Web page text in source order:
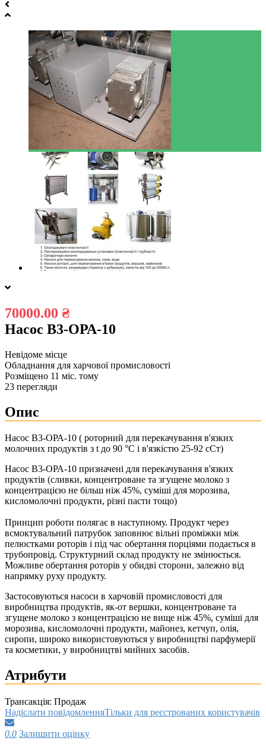
70000.00 ₴
Насос В3-ОРА-10
Невідоме місце
Обладнання для харчової промисловості
Розміщено 11 міс. тому
23 перегляди
Опис
Насос В3-ОРА-10 ( роторний для перекачування в'язких
молочних продуктів з t до 90 °C і в'язкістю 25-92 сСт)
Насос В3-ОРА-10 призначені для перекачування в'язких
продуктів (сливки, концентроване та згущене молоко з
концентрацією не більш ніж 45%, суміші для морозива,
кисломолочні продукти, різні пасти тощо)
Принцип роботи полягає в наступному. Продукт через
всмоктувальний патрубок заповнює вільні проміжки між
пелюстками роторів і під час обертання порціями подається в
трубопровід. Структурний склад продукту не змінюється.
Можливе обертання роторів у обидві сторони, залежно від
напрямку руху продукту.
Застосовуються насоси в харчовій промисловості для
виробництва продуктів, як-от вершки, концентроване та
згущене молоко з концентрацією не вище ніж 45%, суміші для
морозива, кисломолочні продукти, майонез, кетчуп, олія,
сиропи, широко використовуються у виробництві парфумерії
та косметики, у виробництві мийних засобів.
Атрибути
Трансакція: Продаж
Надіслати повідомленняТільки для реєстрованих користувачів
0.0 Залишити оцінку